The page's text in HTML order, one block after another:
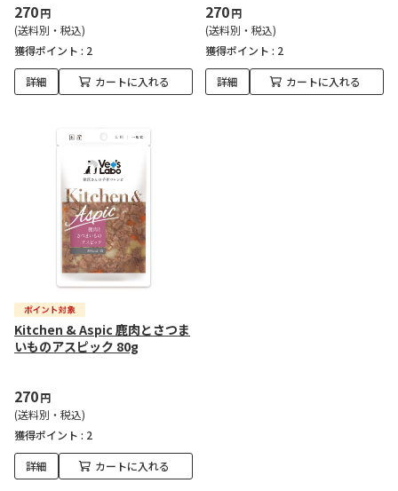
270円
(送料別・税込)
獲得ポイント : 2
詳細 カートに入れる
270円
(送料別・税込)
獲得ポイント : 2
詳細 カートに入れる
Kitchen & Aspic 鹿肉とさつま
いものアスピック 80g
270円
(送料別・税込)
獲得ポイント : 2
詳細 カートに入れる